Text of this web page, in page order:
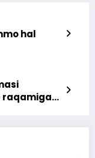
hal
raqamiga